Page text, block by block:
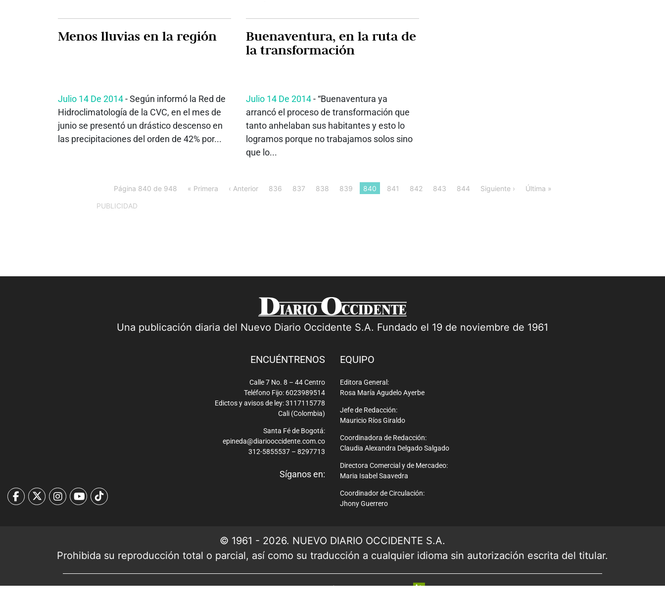
Menos lluvias en la región
Julio 14 De 2014- Según informó la Red de
Hidroclimatología de la CVC, en el mes de
junio se presentó un drástico descenso en
las precipitaciones del orden de 42% por...
Buenaventura, en la ruta de
la transformación
Julio 14 De 2014- “Buenaventura ya
arrancó el proceso de transformación que
tanto anhelaban sus habitantes y esto lo
logramos porque no trabajamos solos sino
que lo...
Página 840 de 948 « Primera ‹ Anterior 836 837 838 839 840 841 842 843 844 Siguiente › Última »
PUBLICIDAD
Una publicación diaria del Nuevo Diario Occidente S.A. Fundado el 19 de noviembre de 1961
ENCUÉNTRENOS
Calle 7 No. 8 – 44 Centro
Teléfono Fijo: 6023989514
Edictos y avisos de ley: 3117115778
Cali (Colombia)
Santa Fé de Bogotá:
epineda@diariooccidente.com.co
312-5855537 – 8297713
Síganos en:
EQUIPO
Editora General:
Rosa María Agudelo Ayerbe
Jefe de Redacción:
Mauricio Ríos Giraldo
Coordinadora de Redacción:
Claudia Alexandra Delgado Salgado
Directora Comercial y de Mercadeo:
Maria Isabel Saavedra
Coordinador de Circulación:
Jhony Guerrero
© 1961 - 2026. NUEVO DIARIO OCCIDENTE S.A.
Prohibida su reproducción total o parcial, así como su traducción a cualquier idioma sin autorización escrita del titular.